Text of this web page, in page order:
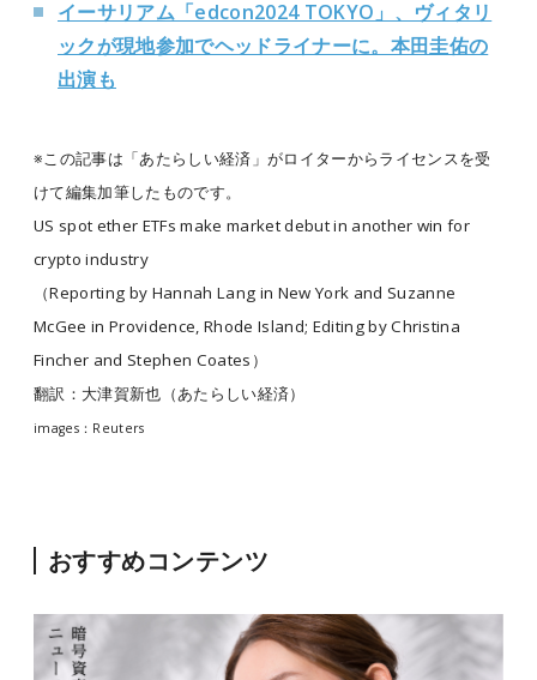
イーサリアム「edcon2024 TOKYO」、ヴィタリ
ックが現地参加でヘッドライナーに。本田圭佑の
出演も
※この記事は「あたらしい経済」がロイターからライセンスを受
けて編集加筆したものです。
US spot ether ETFs make market debut in another win for
crypto industry
（Reporting by Hannah Lang in New York and Suzanne
McGee in Providence, Rhode Island; Editing by Christina
Fincher and Stephen Coates）
翻訳：大津賀新也（あたらしい経済）
images：Reuters
おすすめコンテンツ